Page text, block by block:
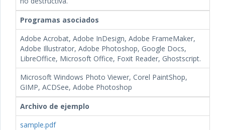
Programas asociados
Adobe Acrobat, Adobe InDesign, Adobe FrameMaker,
Adobe Illustrator, Adobe Photoshop, Google Docs,
LibreOffice, Microsoft Office, Foxit Reader, Ghostscript.
Microsoft Windows Photo Viewer, Corel PaintShop,
GIMP, ACDSee, Adobe Photoshop
Archivo de ejemplo
sample.pdf